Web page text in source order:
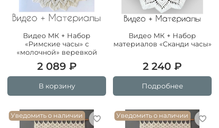
Видео МК + Набор
«Римские часы» с
«молочной» веревкой
2 089 ₽
В корзину
Видео МК + Набор
материалов «Сканди часы»
2 240 ₽
Подробнее
Уведомить о наличии Уведомить о наличии